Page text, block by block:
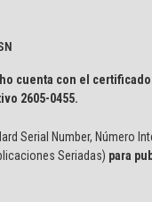
cuenta con el certificado
2605-0455.
Serial Number, Número
Seriadas) para